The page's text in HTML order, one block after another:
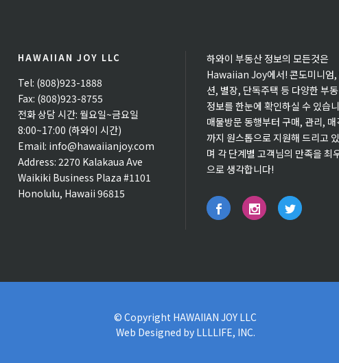
HAWAIIAN JOY LLC
Tel: (808)923-1888
Fax: (808)923-8755
전화 상담 시간: 월요일~금요일
8:00~17:00 (하와이 시간)
Email: info@hawaiianjoy.com
Address: 2270 Kalakaua Ave
Waikiki Business Plaza #1101
Honolulu, Hawaii 96815
하와이 부동산 정보의 모든것은
Hawaiian Joy에서! 콘도미니엄,
션, 별장, 단독주택 등 다양한 부
정보를 한눈에 확인하실 수 있습
매물방문 동행부터 구매, 관리, 매
까지 원스톱으로 지원해 드리고
며 각 단계별 고객님의 만족을 최
으로 생각합니다!
© Copyright HAWAIIAN JOY LLC
Web Designed by LLLLIFE, INC.